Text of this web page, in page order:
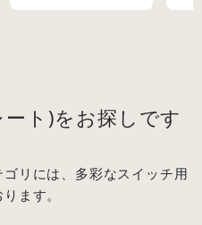
ト)をお探しです
リには、多彩なスイッチ用
ます。